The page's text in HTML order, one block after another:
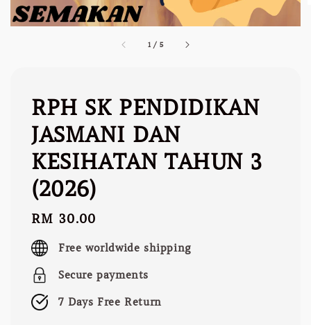
1 / 5
RPH SK PENDIDIKAN
JASMANI DAN
KESIHATAN TAHUN 3
(2026)
Regular
price
RM 30.00
Free worldwide shipping
Secure payments
7 Days Free Return